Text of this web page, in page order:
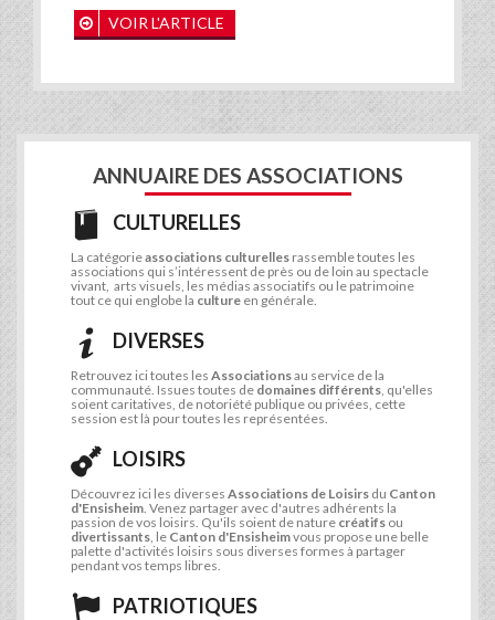
VOIR L'ARTICLE
ANNUAIRE DES ASSOCIATIONS
CULTURELLES
La catégorieassociations culturelles rassemble toutes les
associations qui s’intéressent de près ou de loin au spectacle
vivant, arts visuels, les médias associatifs ou le patrimoine
tout ce qui englobe la culture en générale.
DIVERSES
Retrouvez ici toutes les Associationsau service de la
communauté. Issues toutes de domaines différents, qu'elles
soient caritatives, de notoriété publique ou privées, cette
session est là pour toutes les représentées.
LOISIRS
Découvrez ici les diverses Associations de Loisirs du Canton
d'Ensisheim. Venez partager avec d'autres adhérents la
passion de vos loisirs. Qu'ils soient de nature créatifs ou
divertissants, le Canton d'Ensisheimvous propose une belle
palette d'activités loisirs sous diverses formes à partager
pendant vos temps libres.
PATRIOTIQUES